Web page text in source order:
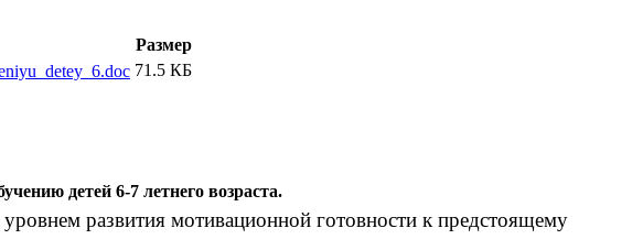
Размер
71.5 КБ
детей 6-7 летнего возраста.
развития мотивационной готовности к предстоящему